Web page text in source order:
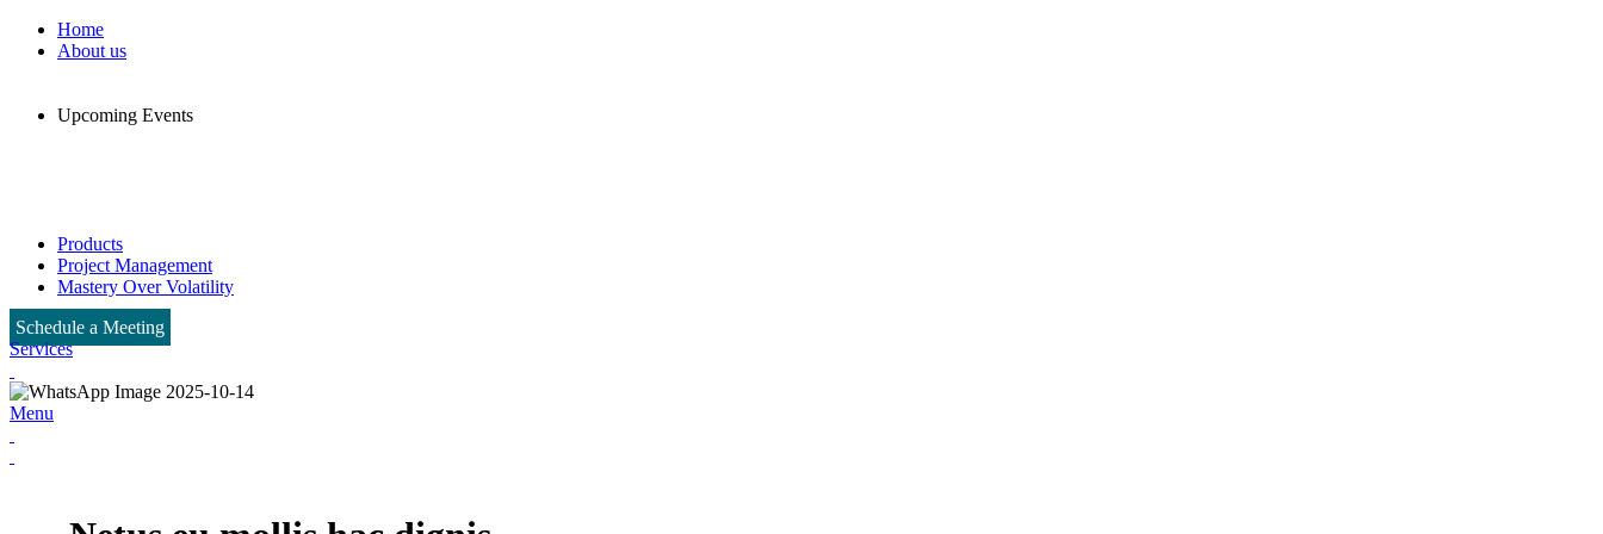
Home
About us
Upcoming Events
Products
Project Management
Mastery Over Volatility
Schedule a Meeting
Services
Menu